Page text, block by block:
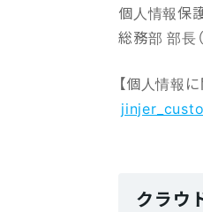
個人情報保
総務部 部長（
【個人情報
クラウ